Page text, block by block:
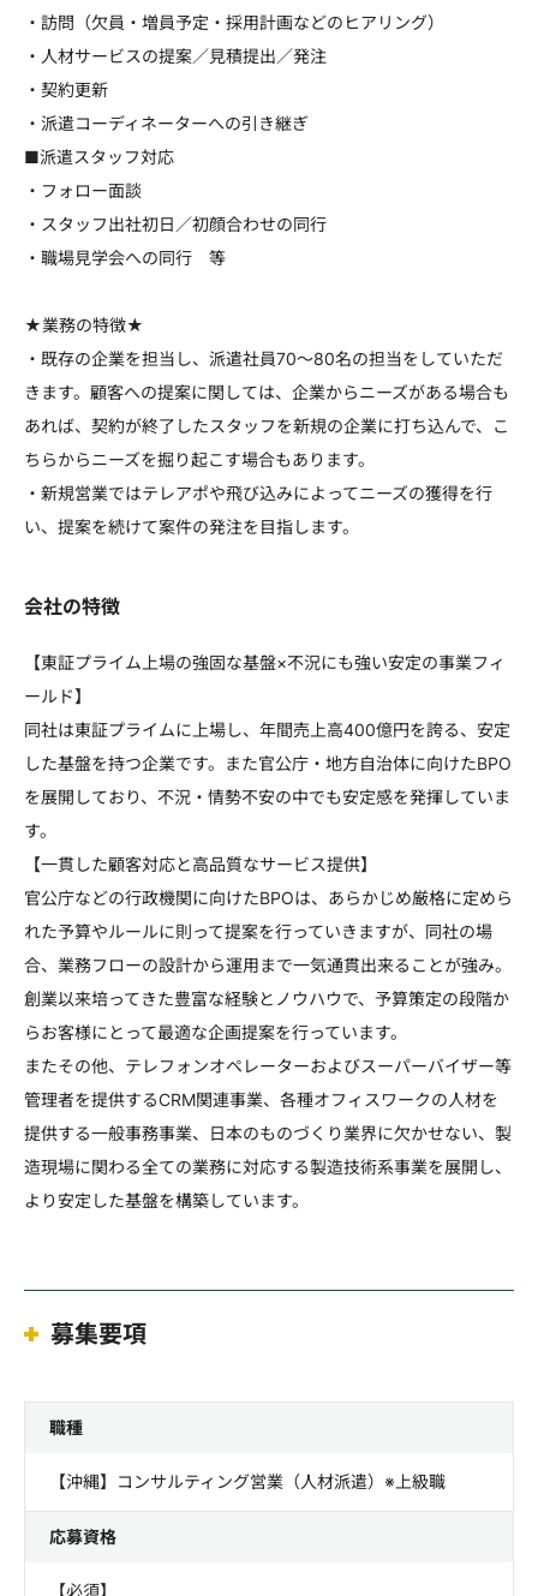
・訪問（欠員・増員予定・採用計画などのヒアリング）
・人材サービスの提案／見積提出／発注
・契約更新
・派遣コーディネーターへの引き継ぎ
■派遣スタッフ対応
・フォロー面談
・スタッフ出社初日／初顔合わせの同行
・職場見学会への同行 等
★業務の特徴★
・既存の企業を担当し、派遣社員70～80名の担当をしていただ
きます。顧客への提案に関しては、企業からニーズがある場合も
あれば、契約が終了したスタッフを新規の企業に打ち込んで、こ
ちらからニーズを掘り起こす場合もあります。
・新規営業ではテレアポや飛び込みによってニーズの獲得を行
い、提案を続けて案件の発注を目指します。
会社の特徴
【東証プライム上場の強固な基盤×不況にも強い安定の事業フィ
ールド】
同社は東証プライムに上場し、年間売上高400億円を誇る、安定
した基盤を持つ企業です。また官公庁・地方自治体に向けたBPO
を展開しており、不況・情勢不安の中でも安定感を発揮していま
す。
【一貫した顧客対応と高品質なサービス提供】
官公庁などの行政機関に向けたBPOは、あらかじめ厳格に定めら
れた予算やルールに則って提案を行っていきますが、同社の場
合、業務フローの設計から運用まで一気通貫出来ることが強み。
創業以来培ってきた豊富な経験とノウハウで、予算策定の段階か
らお客様にとって最適な企画提案を行っています。
またその他、テレフォンオペレーターおよびスーパーバイザー等
管理者を提供するCRM関連事業、各種オフィスワークの人材を
提供する一般事務事業、日本のものづくり業界に欠かせない、製
造現場に関わる全ての業務に対応する製造技術系事業を展開し、
より安定した基盤を構築しています。
募集要項
職種
【沖縄】コンサルティング営業（人材派遣）※上級職
応募資格
【必須】